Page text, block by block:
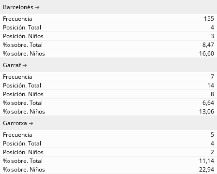
Barcelonès
155
4
3
8,47
16,60
Garraf
7
14
8
6,64
13,06
Garrotxa
5
4
2
11,14
22,94